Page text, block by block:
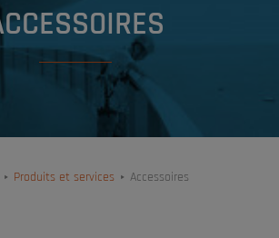
Produits et services Accessoires